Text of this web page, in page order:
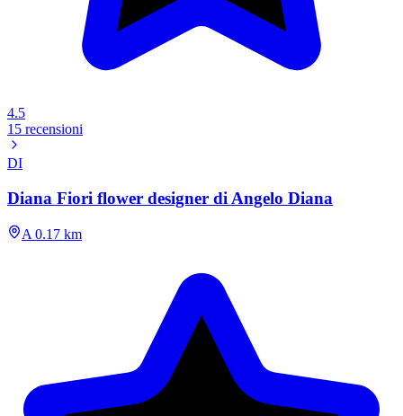
4.5
15 recensioni
DI
Diana Fiori flower designer di Angelo Diana
A 0.17 km